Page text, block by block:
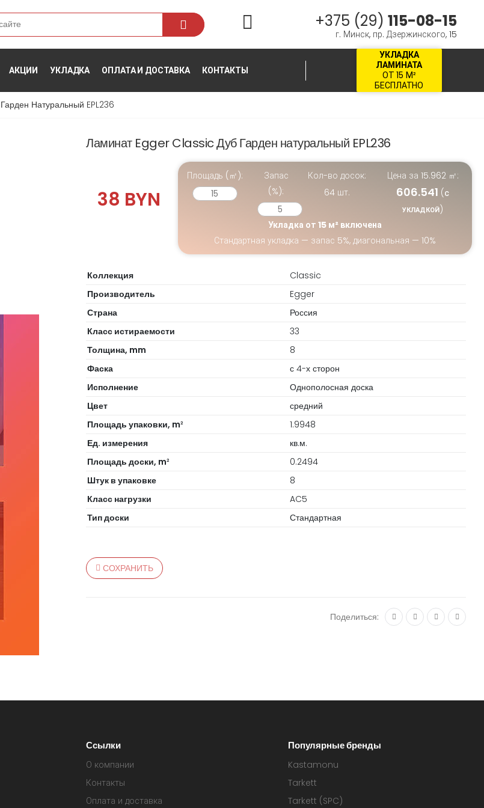
+375 (29) 115-08-15
г. Минск, пр. Дзержинского, 15
АКЦИИ УКЛАДКА ОПЛАТА И ДОСТАВКА КОНТАКТЫ
УКЛАДКА
ЛАМИНАТА
ОТ 15 М²
БЕСПЛАТНО
Натуральный EPL236
Ламинат Egger Classic Дуб Гарден натуральный EPL236
38 BYN
Площадь (㎡):
Запас
(%):
Кол-во досок:
64 шт.
Цена за 15.962㎡:
606.541 (С
УКЛАДКОЙ)
Укладка от 15 м² включена
Стандартная укладка — запас 5%, диагональная — 10%
Коллекция
Classic
Производитель
Egger
Страна
Россия
Класс истираемости
33
Толщина, mm
8
Фаска
с 4-х сторон
Исполнение
Однополосная доска
Цвет
средний
Площадь упаковки, m2
1.9948
Ед. измерения
кв.м.
Площадь доски, m2
0.2494
Штук в упаковке
8
Класс нагрузки
AC5
Тип доски
Стандартная
СОХРАНИТЬ
Поделиться:
Ссылки
О компании
Контакты
Оплата и доставка
Популярные бренды
Kastamonu
Tarkett
Tarkett (SPC)